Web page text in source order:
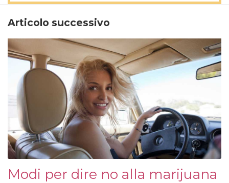
Articolo successivo
Modi per dire no alla marijuana